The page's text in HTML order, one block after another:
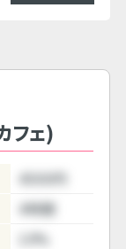
フェ)
4500円
4時間
10%